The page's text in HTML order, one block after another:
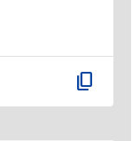
content_copy